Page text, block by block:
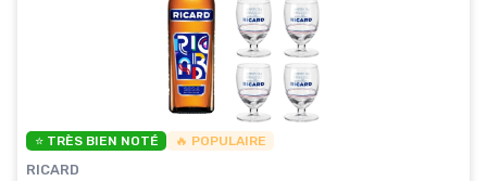
⭐ TRÈS BIEN NOTÉ 🔥 POPULAIRE
RICARD